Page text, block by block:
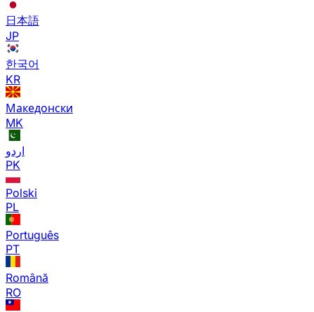
日本語
JP
한국어
KR
Македонски
MK
اردو
PK
Polski
PL
Português
PT
Română
RO